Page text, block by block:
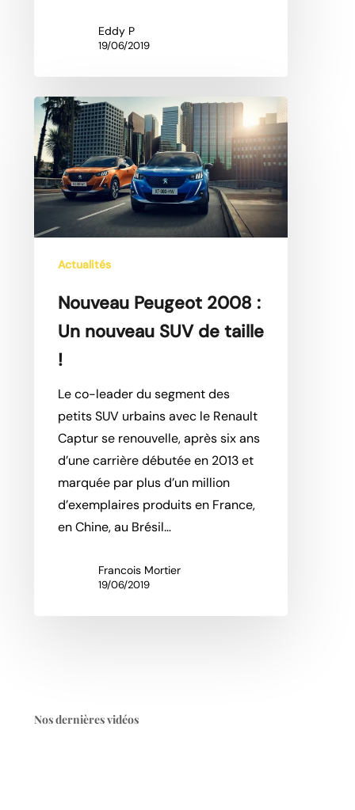
Eddy P
19/06/2019
Nouveau
Peugeot
2008
:
Un
nouveau
SUV
Actualités
Nouveau Peugeot 2008 :
Un nouveau SUV de taille
!
Le co-leader du segment des
petits SUV urbains avec le Renault
Captur se renouvelle, après six ans
d’une carrière débutée en 2013 et
marquée par plus d’un million
d’exemplaires produits en France,
en Chine, au Brésil…
Francois Mortier
19/06/2019
Nos dernières vidéos